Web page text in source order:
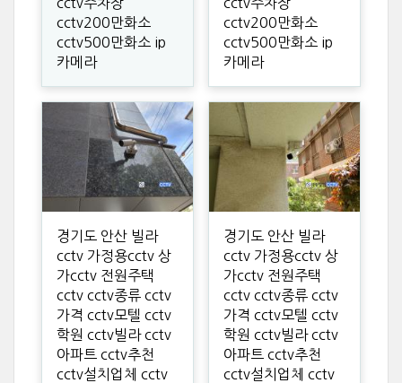
cctv200만화소
cctv500만화소 ip
카메라
cctv200만화소
cctv500만화소 ip
카메라
경기도 안산 빌라
cctv 가정용cctv 상
가cctv 전원주택
cctv cctv종류 cctv
가격 cctv모텔 cctv
학원 cctv빌라 cctv
아파트 cctv추천
cctv설치업체 cctv
경기도 안산 빌라
cctv 가정용cctv 상
가cctv 전원주택
cctv cctv종류 cctv
가격 cctv모텔 cctv
학원 cctv빌라 cctv
아파트 cctv추천
cctv설치업체 cctv